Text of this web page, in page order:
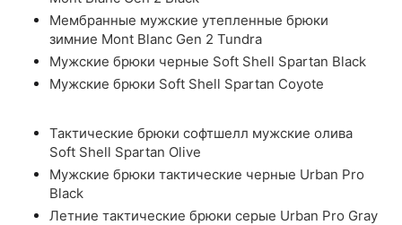
Мембранные мужские утепленные брюки
зимние Mont Blanc Gen 2 Tundra
Мужские брюки черные Soft Shell Spartan Black
Мужские брюки Soft Shell Spartan Coyote
Тактические брюки софтшелл мужские олива
Soft Shell Spartan Olive
Мужские брюки тактические черные Urban Pro
Black
Летние тактические брюки серые Urban Pro Gray